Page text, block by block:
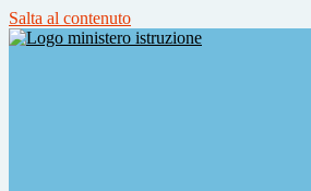
Salta al contenuto